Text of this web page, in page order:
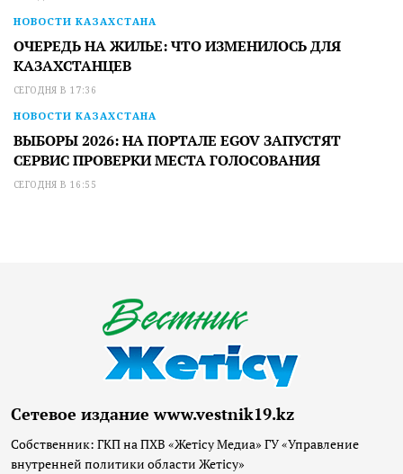
НОВОСТИ КАЗАХСТАНА
ОЧЕРЕДЬ НА ЖИЛЬЕ: ЧТО ИЗМЕНИЛОСЬ ДЛЯ
КАЗАХСТАНЦЕВ
СЕГОДНЯ В 17:36
НОВОСТИ КАЗАХСТАНА
ВЫБОРЫ 2026: НА ПОРТАЛЕ EGOV ЗАПУСТЯТ
СЕРВИС ПРОВЕРКИ МЕСТА ГОЛОСОВАНИЯ
СЕГОДНЯ В 16:55
Сетевое издание www.vestnik19.kz
Собственник: ГКП на ПХВ «Жетісу Медиа» ГУ «Управление
внутренней политики области Жетісу»